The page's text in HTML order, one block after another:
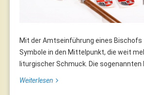
Mit der Amtseinführung eines
Symbole in den Mittelpunkt, die weit
liturgischer Schmuck. Die sogenannten
Weiterlesen